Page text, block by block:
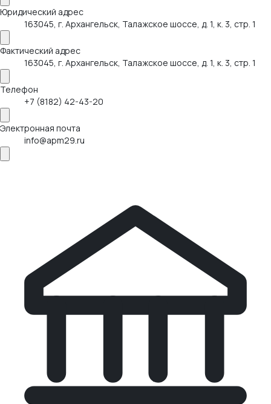
Юридический адрес
163045, г. Архангельск, Талажское шоссе, д. 1, к. 3, стр. 1
Фактический адрес
163045, г. Архангельск, Талажское шоссе, д. 1, к. 3, стр. 1
Телефон
+7 (8182) 42-43-20
Электронная почта
info@apm29.ru